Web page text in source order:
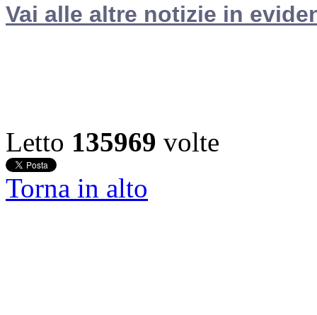
Vai alle altre notizie in
Letto 135969 volte
Torna in alto